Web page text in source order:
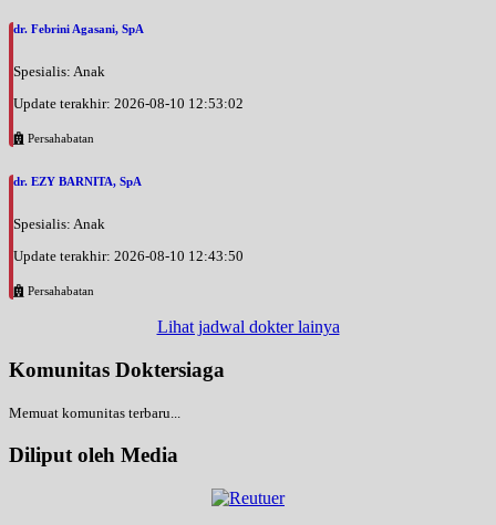
dr. Febrini Agasani, SpA
Spesialis: Anak
Update terakhir: 2026-08-10 12:53:02
Persahabatan
dr. EZY BARNITA, SpA
Spesialis: Anak
Update terakhir: 2026-08-10 12:43:50
Persahabatan
Lihat jadwal dokter lainya
Komunitas Doktersiaga
Memuat komunitas terbaru...
Diliput oleh Media